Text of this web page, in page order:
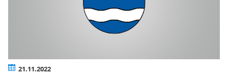
21.11.2022